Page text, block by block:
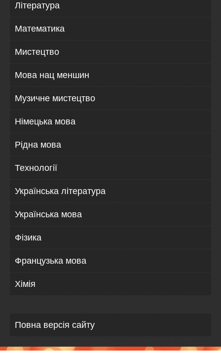
Література
Математика
Мистецтво
Мова нац меншин
Музичне мистецтво
Німецька мова
Рідна мова
Технології
Українська література
Українська мова
Фізика
Французька мова
Хімія
Повна версія сайту